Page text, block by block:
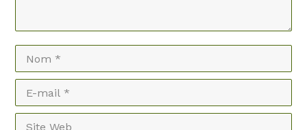
Nom *
E-mail *
Site Web